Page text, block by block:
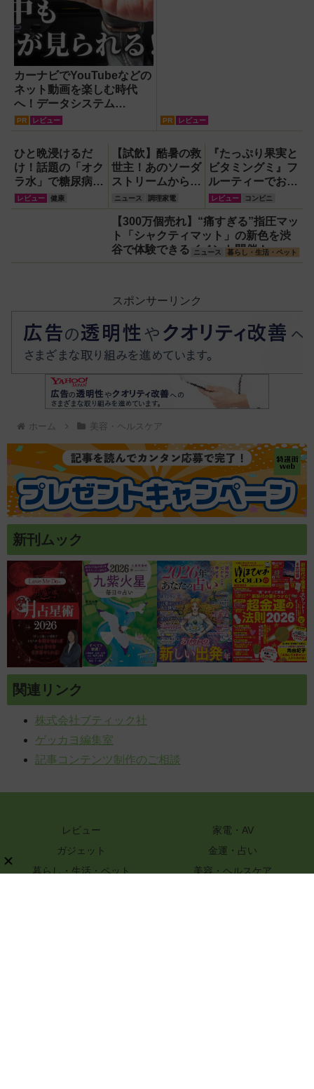
カーナビでYouTubeなどの
ネット動画を楽しむ時代
へ！データシステム
『U2KIT』がドライブを変
PR レビュー PR レビュー
ひと晩浸けるだ
け！話題の「オク
ラ水」で糖尿病・
高血圧・関節痛を
撃退する簡単習慣
レビュー 健康
【試飲】酷暑の救
世主！あのソーダ
ストリームから
『くだもの
Vinegar（ビネガ
ー）』が登場！ス
ッキリ美味しくて
どハマり確定
ニュース 調理家電
『たっぷり果実と
ビタミングミ』フ
ルーティーでおい
しいのに1日分の
ビタミンもとれる
って!?【食べてみ
た】
レビュー コンビニ
【300万個売れ】“痛すぎる”指圧マッ
ト「シャクティマット」の新色を渋
谷で体験できるイベント開催！
ニュース 暮らし・生活・ペット
スポンサーリンク
ホーム 美容・ヘルスケア
新刊ムック
関連リンク
株式会社ブティック社
ゲッカヨ編集室
記事コンテンツ制作のご相談
レビュー
家電・AV
ガジェット
金運・占い
暮らし・生活・ペット
美容・ヘルスケア